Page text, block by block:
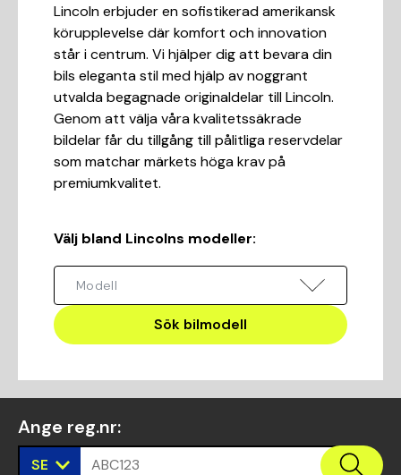
Lincoln erbjuder en sofistikerad amerikansk
körupplevelse där komfort och innovation
står i centrum. Vi hjälper dig att bevara din
bils eleganta stil med hjälp av noggrant
utvalda begagnade originaldelar till Lincoln.
Genom att välja våra kvalitetssäkrade
bildelar får du tillgång till pålitliga reservdelar
som matchar märkets höga krav på
premiumkvalitet.
Välj bland Lincolns modeller:
Sök bilmodell
Ange reg.nr:
SE ABC123